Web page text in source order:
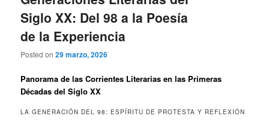
Siglo XX: Del 98 a la Poesía
de la Experiencia
Posted on29 marzo, 2026
Panorama de las Corrientes Literarias en las Primeras
Décadas del Siglo XX
LA GENERACIÓN DEL 98: ESPÍRITU DE PROTESTA Y REFLEXIÓN